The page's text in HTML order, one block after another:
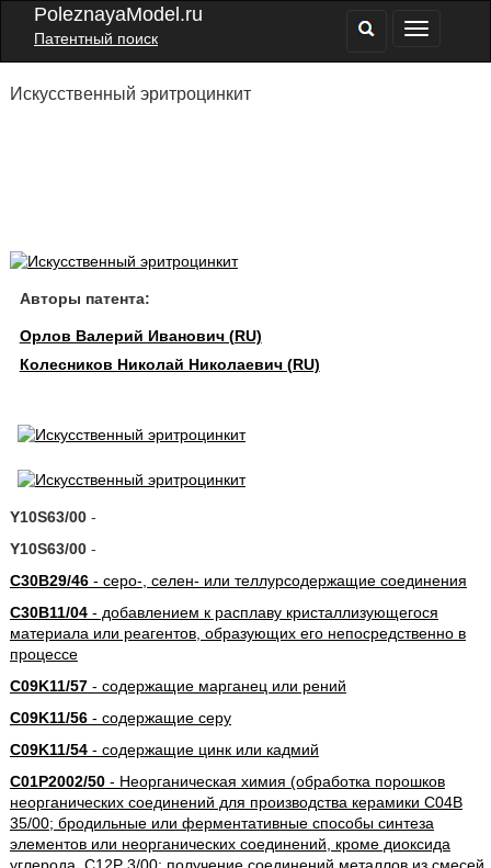
PoleznayaModel.ru
Патентный поиск
Искусственный эритроцинкит
Авторы патента:
Орлов Валерий Иванович (RU)
Колесников Николай Николаевич (RU)
Y10S63/00-
Y10S63/00-
C30B29/46- серо-, селен- или теллурсодержащие соединения
C30B11/04- добавлением к расплаву кристаллизующегося
материала или реагентов, образующих его непосредственно в
процессе
C09K11/57- содержащие марганец или рений
C09K11/56- содержащие серу
C09K11/54- содержащие цинк или кадмий
C01P2002/50- Неорганическая химия (обработка порошков
неорганических соединений для производства керамики C04B
35/00; бродильные или ферментативные способы синтеза
элементов или неорганических соединений, кроме диоксида